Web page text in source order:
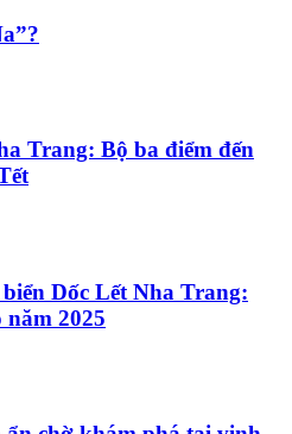
Trang: Bộ ba điểm đến
Dốc Lết Nha Trang:
năm 2025